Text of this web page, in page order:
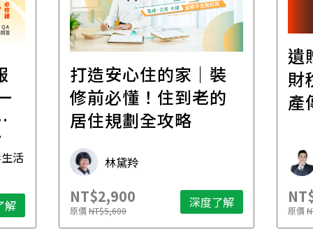
活
解
打造安心住的家｜裝
修前必懂！住到老的
居住規劃全攻略
林黛羚
NT$2,900
原價NT$5,600 深度了解
遺
財
產
原價